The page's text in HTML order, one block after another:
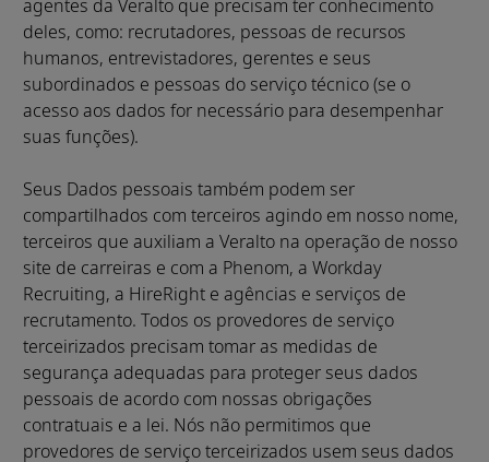
agentes da Veralto que precisam ter conhecimento
deles, como: recrutadores, pessoas de recursos
humanos, entrevistadores, gerentes e seus
subordinados e pessoas do serviço técnico (se o
acesso aos dados for necessário para desempenhar
suas funções).
Seus Dados pessoais também podem ser
compartilhados com terceiros agindo em nosso nome,
terceiros que auxiliam a Veralto na operação de nosso
site de carreiras e com a Phenom, a Workday
Recruiting, a HireRight e agências e serviços de
recrutamento. Todos os provedores de serviço
terceirizados precisam tomar as medidas de
segurança adequadas para proteger seus dados
pessoais de acordo com nossas obrigações
contratuais e a lei. Nós não permitimos que
provedores de serviço terceirizados usem seus dados